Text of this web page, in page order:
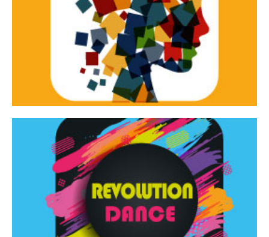
Tracce dinamiche
Tracce Dinamiche è una rassegna di teatro
d’innovazione e sperimentale.
Revolution Dance
Rassegna di danza contemporanea – I Edizione